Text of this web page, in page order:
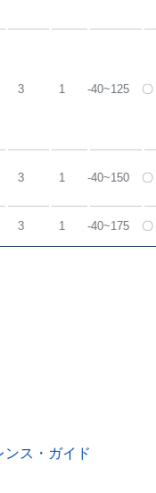
3 1 -40~125 〇
3 1 -40~150 〇
3 1 -40~175 〇
ンス・ガイド